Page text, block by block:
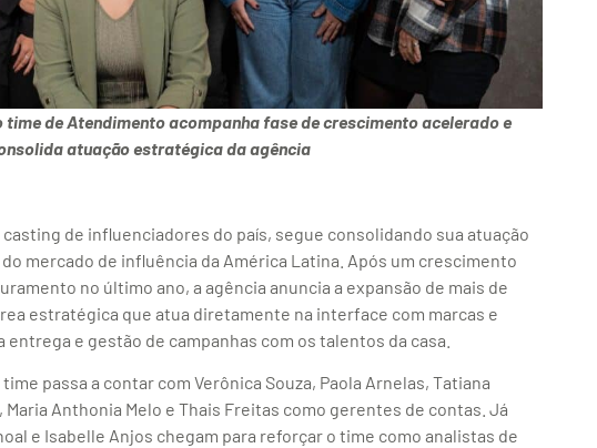
time de Atendimento acompanha fase de crescimento acelerado e
atuação estratégica da agência
casting de influenciadores do país, segue consolidando sua atuação
mercado de influência da América Latina. Após um crescimento
no último ano, a agência anuncia a expansão de mais de
estratégica que atua diretamente na interface com marcas e
e gestão de campanhas com os talentos da casa.
passa a contar com Verônica Souza, Paola Arnelas, Tatiana
Anthonia Melo e Thais Freitas como gerentes de contas. Já
e Isabelle Anjos chegam para reforçar o time como analistas de